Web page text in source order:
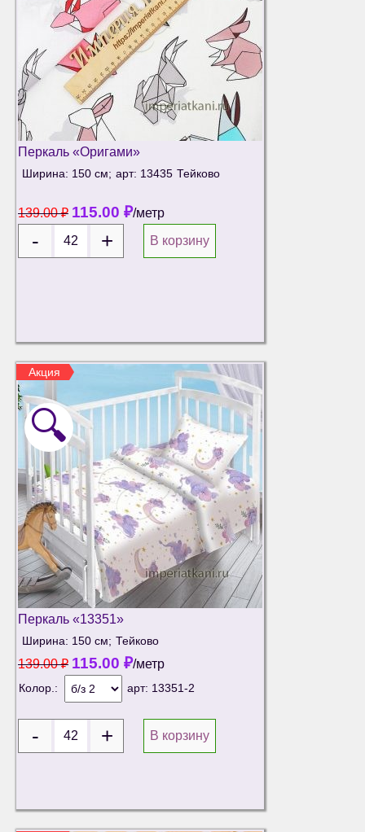
Перкаль «Оригами»
Ширина: 150 см; арт: 13435 Тейково
139.00₽ 115.00 ₽/метр
В корзину
Акция
🔍
Перкаль «13351»
Ширина: 150 см; Тейково
139.00₽ 115.00 ₽/метр
Колор.: арт: 13351-2
В корзину